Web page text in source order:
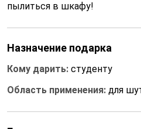
пылиться в шкафу!
Назначение подарка
Кому дарить: студенту
Область применения: для